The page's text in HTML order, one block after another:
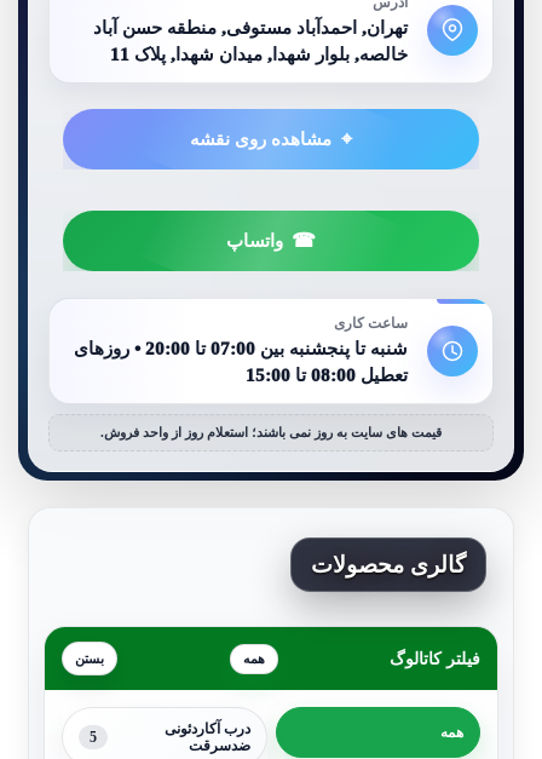
تهران, احمدآباد مستوفی, منطقه حسن آباد
خالصه, بلوار شهدا, میدان شهدا, پلاک 11
مشاهده روی نقشه
واتساپ
ساعت کاری
شنبه تا پنجشنبه بین 07:00 تا 20:00 • روزهای
تعطیل 08:00 تا 15:00
قیمت های سایت به روز نمی باشند؛ استعلام روز از واحد فروش.
گالری محصولات
فیلتر کاتالوگ همه
همه
درب آکاردئونی
ضدسرقت
5